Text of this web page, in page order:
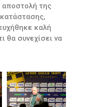
αποστολή της
καλή
θα συνεχίσει να